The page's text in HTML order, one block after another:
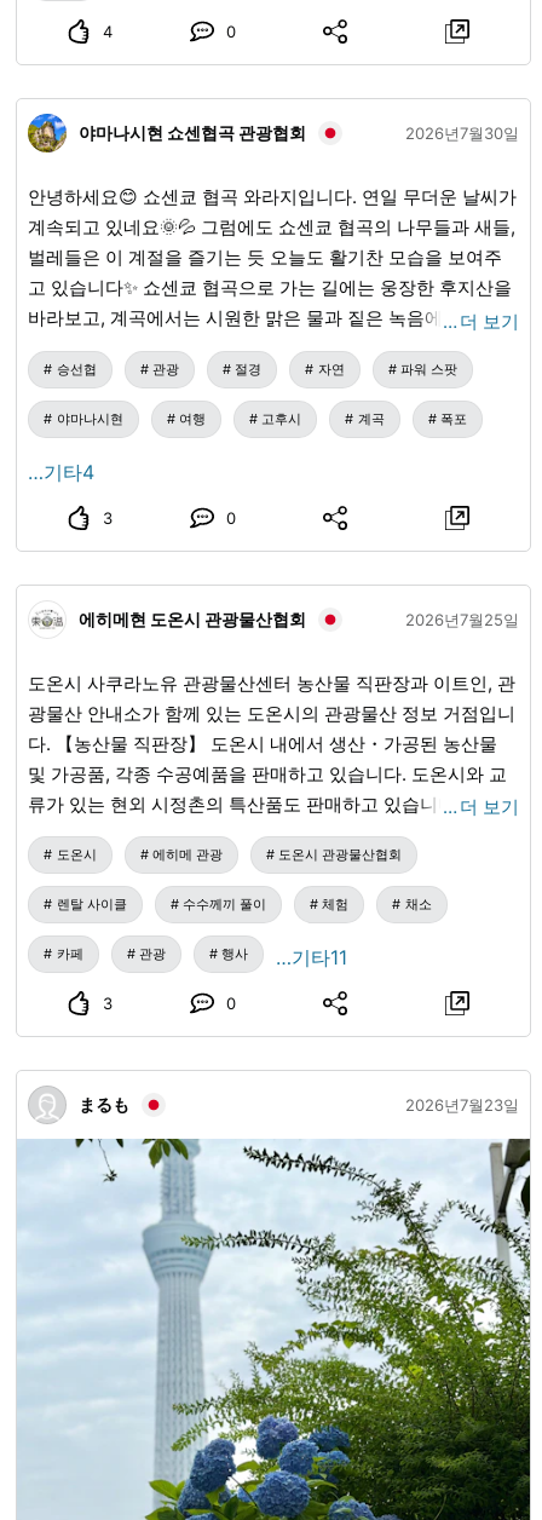
스팟이므로, 멋진 야경과 함께 동물원을 즐길 수 있는 기회입
니다! 【개최 기간】8/11（화·공휴일）~8/15일（토） 【개원
엔, 초중학생 100엔 ※미취학 아동 무료 ※자세한 내용은 공식
홈페이지 또는 공식 계정을 확인해 주세요. 나이트 풀 차우스
4 0
야마나시현 쇼센협곡 관광협회 2026년7월30일
안녕하세요😊 쇼센쿄 협곡 와라지입니다. 연일 무더운 날씨가
계속되고 있네요🌞💦 그럼에도 쇼센쿄 협곡의 나무들과 새들,
벌레들은 이 계절을 즐기는 듯 오늘도 활기찬 모습을 보여주
고 있습니다✨ 쇼센쿄 협곡으로 가는 길에는 웅장한 후지산을
바라보고, 계곡에서는 시원한 맑은 물과 짙은 녹음에 치유받
을 수 있습니다🗻🌿 자연으로 둘러싸인 쇼센쿄 협곡에서, 마
음과 몸을 리프레시하지 않으시겠어요?🍃 자연을 만끽한 후
에는 꼭 '와라지'에서 여유롭게 식사를 즐겨주세요😊 와라지
에서는 여름철 맑은 물에서 강하게 자란 곤들메기를 한 마리
씩 정성껏 소금구이로 제공하고 있습니다🐟🔥 고소하게 구워
로 맛볼 수 있는 자랑스러운 요리입니다😋✨ 식사를 즐기시는
인 공간은 어딘가 그리우면서도, 시간이 천천히 흐르는 듯한
편안함이 있습니다🌿 바쁜 일상을 잠시 잊고, 자연의 치유를
😊 맛있는 요리와 마음이 편안해지는 풍경을 준비하고, 여러
분의 방문을 직원 일동 진심으로 기다리고 있겠습니다✨🍀
… 더 보기
승선협 관광 절경 자연 파워 스팟
야마나시현 여행 고후시 계곡 폭포
…기타4
3 0
에히메현 도온시 관광물산협회 2026년7월25일
도온시 사쿠라노유 관광물산센터 농산물 직판장과 이트인, 관
광물산 안내소가 함께 있는 도온시의 관광물산 정보 거점입니
다. 【농산물 직판장】 도온시 내에서 생산・가공된 농산물
및 가공품, 각종 수공예품을 판매하고 있습니다. 도온시와 교
류가 있는 현외 시정촌의 특산품도 판매하고 있습니다. 【이
트인 및 관광물산 안내소】 도온시의 「식재료」를 활용한 메
뉴를 이트인 코너에서 제공하고 있습니다. 또한, 관광 정보 및
특산품 소개・안내 등 정보 발신, 팜플렛 비치도 하고 있습니
다. 관광객의 정보 수집에 필요한 Wifi 시설도 완비하고 있습
니다. 주변을 약 2km 정도 산책하며 수수께끼를 푸는 「도온
전거는 1시간 이용부터 가능합니다. 주변의 언덕길도 안심하
다. ※헬멧 무료 대여 ●전동 자전거 (로드 타입) 3대 400엔/1
시간 ●전동 자전거 (일반 바구니형) 5대 400엔/1시간 ●크로
스바이크 2대 250엔/1시간 ●어린이용 자전거 5대 200엔/1시
간 또한, 시산품・시내 사업소의 특색을 살린 요리 교실・체
험 교실 등의 이벤트를 개최하고 있습니다. 【주소】 에히메
현 도온시 기타카타코우 2098번지 TEL:089-993-8054
FAX:089-968-2166 【영업 시간】 농산물 직판장: 8:30～
16:30 정기 휴일: 매월 넷째 수요일, 1월 1일～5일, 12월 31일
관광물산 안내소: 9:00～17:00 정기 휴일: 매주 화요일, 매월
넷째 수요일, 1월 1일～3일, 12월 29일～31일 【액세스】 이
요테츠 버스 「사쿠라노유」 버스 정류장에서 바로 (마쓰야마
역에서 사쿠라노유행 승차 약 50분) 가와우치 IC에서 차로 약
… 더 보기
도온시 에히메 관광 도온시 관광물산협회
렌탈 사이클 수수께끼 풀이 체험 채소
카페 관광 행사 …기타11
3 0
まるも 2026년7월23일